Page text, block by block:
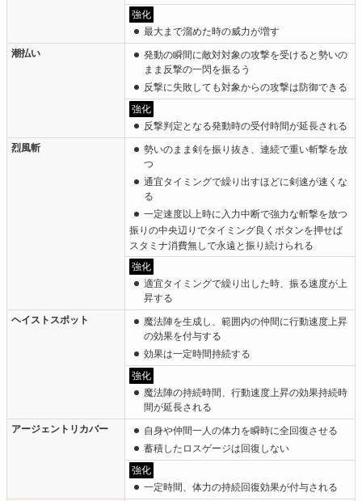
強化
最大まで溜めた時の威力が増す
潮払い
発動の瞬間に敵対対象の攻撃を受けると勢いの
まま反撃の一閃を振るう
反撃に失敗しても対象からの攻撃は防御できる
強化
反撃判定となる発動時の受付時間が延長される
烈風斬
勢いのまま剣を振り抜き、連続で重い斬撃を放
つ
通宜タイミングで繰り出すほどに剣速が速くな
る
一定速度以上時に入力中断で強力な斬撃を放つ
振りの中央辺りでタイミング良くボタンを押せば
スタミナ消費無しで永遠と振り続けられる
強化
適宜タイミングで繰り出した時、振る速度が上
昇する
ヘイストスポット
魔法陣を生成し、範囲内の仲間に行動速度上昇
の効果を付与する
効果は一定時間持続する
強化
魔法陣の持続時間、行動速度上昇の効果持続時
間が延長される
アージェントリカバー
自身や仲間一人の体力を瞬時に全回復させる
蓄積したロスゲージは回復しない
強化
一定時間、体力の持続回復効果が付与される